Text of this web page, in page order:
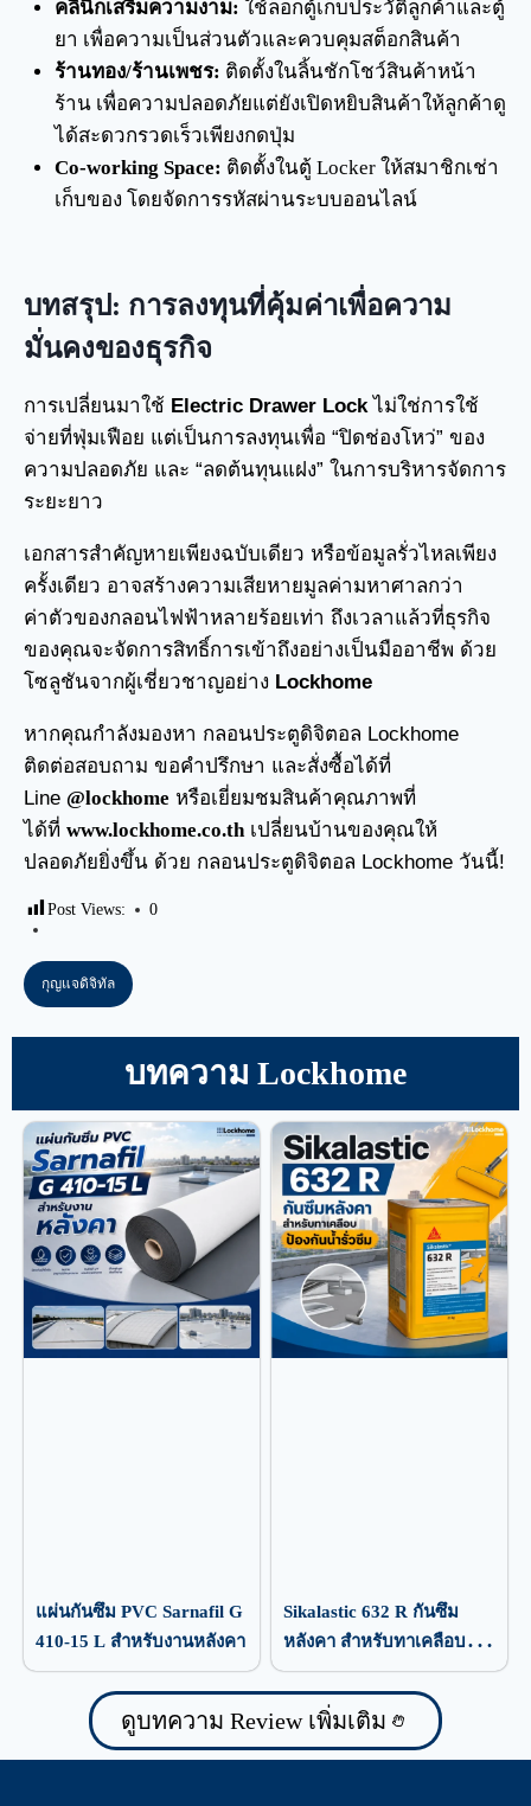
คลินิกเสริมความงาม: ใช้ล็อกตู้เก็บประวัติลูกค้าและตู้
ยา เพื่อความเป็นส่วนตัวและควบคุมสต็อกสินค้า
ร้านทอง/ร้านเพชร: ติดตั้งในลิ้นชักโชว์สินค้าหน้า
ร้าน เพื่อความปลอดภัยแต่ยังเปิดหยิบสินค้าให้ลูกค้าดู
ได้สะดวกรวดเร็วเพียงกดปุ่ม
Co-working Space: ติดตั้งในตู้ Locker ให้สมาชิกเช่า
เก็บของ โดยจัดการรหัสผ่านระบบออนไลน์
บทสรุป: การลงทุนที่คุ้มค่าเพื่อความ
มั่นคงของธุรกิจ
การเปลี่ยนมาใช้ Electric Drawer Lock ไม่ใช่การใช้
จ่ายที่ฟุ่มเฟือย แต่เป็นการลงทุนเพื่อ “ปิดช่องโหว่” ของ
ความปลอดภัย และ “ลดต้นทุนแฝง” ในการบริหารจัดการ
ระยะยาว
เอกสารสำคัญหายเพียงฉบับเดียว หรือข้อมูลรั่วไหลเพียง
ครั้งเดียว อาจสร้างความเสียหายมูลค่ามหาศาลกว่า
ค่าตัวของกลอนไฟฟ้าหลายร้อยเท่า ถึงเวลาแล้วที่ธุรกิจ
ของคุณจะจัดการสิทธิ์การเข้าถึงอย่างเป็นมืออาชีพ ด้วย
โซลูชันจากผู้เชี่ยวชาญอย่าง Lockhome
หากคุณกำลังมองหา กลอนประตูดิจิตอล Lockhome
ติดต่อสอบถาม ขอคำปรึกษา และสั่งซื้อได้ที่
Line @lockhome หรือเยี่ยมชมสินค้าคุณภาพที่
ได้ที่ www.lockhome.co.th เปลี่ยนบ้านของคุณให้
ปลอดภัยยิ่งขึ้น ด้วย กลอนประตูดิจิตอล Lockhome วันนี้!
Post Views: 0
กุญแจดิจิทัล
บทความ Lockhome
แผ่นกันซึม PVC Sarnafil G
410-15 L สำหรับงานหลังคา
Sikalastic 632 R กันซึม
หลังคา สำหรับทาเคลือบ
ป้องกันน้ำรั่วซึม
ดูบทความ Review เพิ่มเติม